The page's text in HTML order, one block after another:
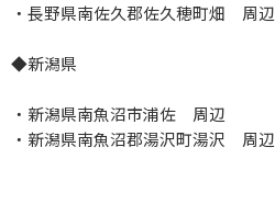
・長野県南佐久郡佐久穂町畑 周辺
◆新潟県
・新潟県南魚沼市浦佐 周辺
・新潟県南魚沼郡湯沢町湯沢 周辺